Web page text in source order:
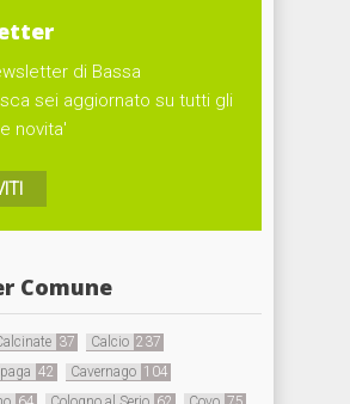
di Bassa
sei aggiornato su tutti gli
novita'
Comune
37 Calcio 237
42 Cavernago 104